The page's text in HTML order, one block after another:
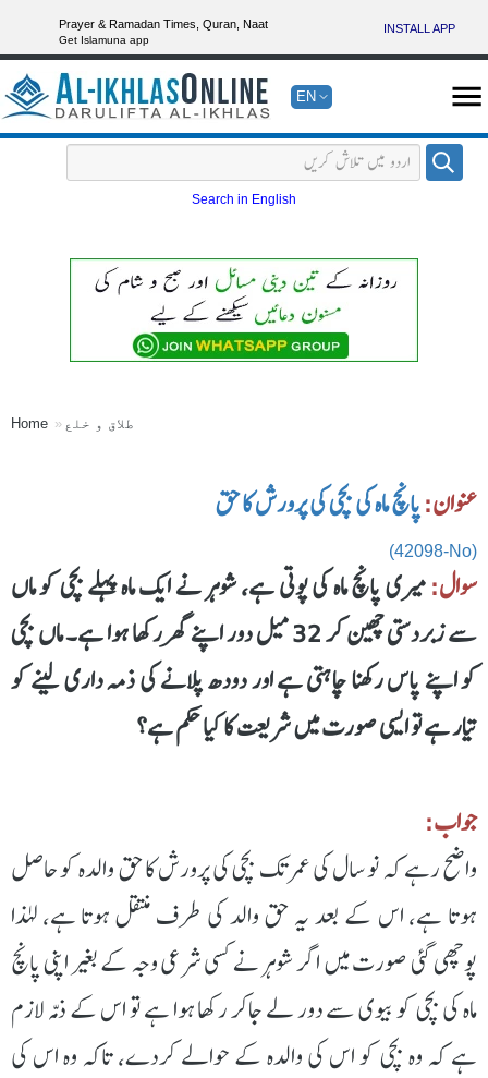
Prayer & Ramadan Times, Quran, Naat
Get Islamuna app
INSTALL APP
EN
Search in English
Home طلاق و خلع
عنوان:پانچ ماہ کی بچی کی پرورش کا حق
(42098-No)
سوال:میری پانچ ماہ کی پوتی ہے، شوہر نے ایک ماہ پہلے بچی کو ماں
سے زبردستی چھین کر 32 میل دور اپنے گھر رکھا ہوا ہے۔ ماں بچی
کو اپنے پاس رکھنا چاہتی ہے اور دودھ پلانے کی ذمہ داری لینے کو
تیار ہے تو ایسی صورت میں شریعت کا کیا حکم ہے؟
جواب:
واضح رہے کہ نو سال کی عمر تک بچی کی پرورش کا حق والدہ کو حاصل
ہوتا ہے، اس کے بعد یہ حق والد کی طرف منتقل ہوتا ہے، لہٰذا
پوچھی گئی صورت میں اگر شوہر نے کسی شرعی وجہ کے بغیر اپنی پانچ
ماہ کی بچی کو بیوی سے دور لے جاکر رکھا ہوا ہے تو اس کے ذمّہ لازم
ہے کہ وہ بچی کو اس کی والدہ کے حوالے کردے، تاکہ وہ اس کی